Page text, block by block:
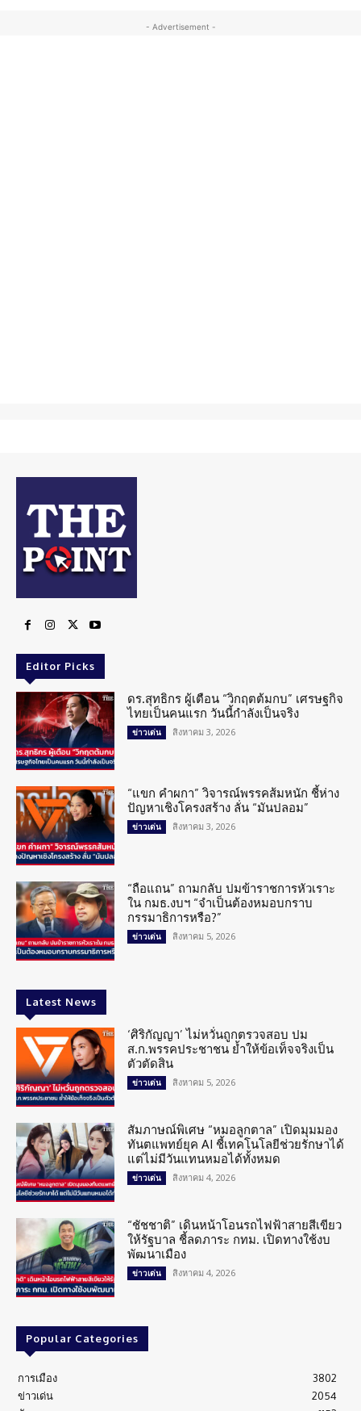
- Advertisement -
Editor Picks
ดร.สุทธิกร ผู้เตือน “วิกฤตต้มกบ” เศรษฐกิจ
ไทยเป็นคนแรก วันนี้กำลังเป็นจริง
ข่าวเด่น สิงหาคม 3, 2026
“แขก คำผกา” วิจารณ์พรรคส้มหนัก ชี้ห่าง
ปัญหาเชิงโครงสร้าง ลั่น “มันปลอม”
ข่าวเด่น สิงหาคม 3, 2026
“ถือแถน” ถามกลับ ปมข้าราชการหัวเราะ
ใน กมธ.งบฯ “จำเป็นต้องหมอบกราบ
กรรมาธิการหรือ?”
ข่าวเด่น สิงหาคม 5, 2026
Latest News
‘ศิริกัญญา’ ไม่หวั่นถูกตรวจสอบ ปม
ส.ก.พรรคประชาชน ย้ำให้ข้อเท็จจริงเป็น
ตัวตัดสิน
ข่าวเด่น สิงหาคม 5, 2026
สัมภาษณ์พิเศษ “หมอลูกตาล” เปิดมุมมอง
ทันตแพทย์ยุค AI ชี้เทคโนโลยีช่วยรักษาได้
แต่ไม่มีวันแทนหมอได้ทั้งหมด
ข่าวเด่น สิงหาคม 4, 2026
“ชัชชาติ” เดินหน้าโอนรถไฟฟ้าสายสีเขียว
ให้รัฐบาล ชี้ลดภาระ กทม. เปิดทางใช้งบ
พัฒนาเมือง
ข่าวเด่น สิงหาคม 4, 2026
Popular Categories
การเมือง
3802
ข่าวเด่น
2054